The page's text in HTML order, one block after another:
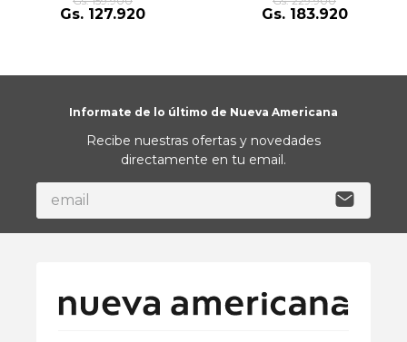
Gs. 127.920 Gs. 183.920
Informate de lo último de Nueva Americana
Recibe nuestras ofertas y novedades
directamente en tu email.